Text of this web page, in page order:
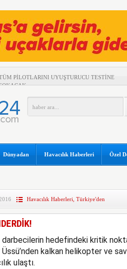
PİLOTLARINI UYUŞTURUCU TESTİNE
ŞEKER, 6 AYLIK SONUÇLARI
ÖZEL UÇUŞ DÜZENLİYOR
ÖZEL UÇAK DÜŞTÜ
VE ARSENAL ORTAKLIĞINI 2033’E
UZATTI
VE KAPADOKYA’NIN RUSYA’DA TANIM
AİT EĞİTİM UÇAĞI KAZA KRIMA
Dünyadan Havacılık Haberleri Özel
Havacılık Haberleri Türkiye'den
hedefindeki kritik
Üssü’nden kalkan helikopter ve
ulaştı.